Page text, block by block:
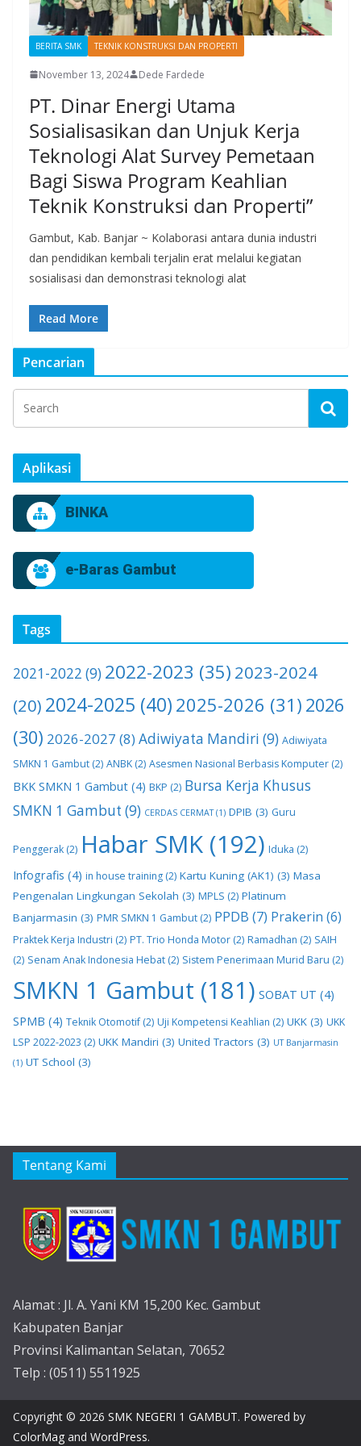
BERITA SMK TEKNIK KONSTRUKSI DAN PROPERTI
November 13, 2024 Dede Fardede
PT. Dinar Energi Utama
Sosialisasikan dan Unjuk Kerja
Teknologi Alat Survey Pemetaan
Bagi Siswa Program Keahlian
Teknik Konstruksi dan Properti”
Gambut, Kab. Banjar ~ Kolaborasi antara dunia industri
dan pendidikan kembali terjalin erat melalui kegiatan
sosialisasi dan demonstrasi teknologi alat
Read More
Pencarian
Aplikasi
BINKA
e-Baras Gambut
Tags
2021-2022 (9) 2022-2023 (35) 2023-2024
(20) 2024-2025 (40) 2025-2026 (31) 2026
(30) 2026-2027 (8) Adiwiyata Mandiri (9) Adiwiyata
SMKN 1 Gambut (2) ANBK (2) Asesmen Nasional Berbasis Komputer (2)
BKK SMKN 1 Gambut (4) BKP (2) Bursa Kerja Khusus
SMKN 1 Gambut (9) CERDAS CERMAT(1) DPIB (3) Guru
Penggerak (2) Habar SMK (192) Iduka (2)
Infografis (4) in house training (2) Kartu Kuning (AK1) (3) Masa
Pengenalan Lingkungan Sekolah (3) MPLS (2) Platinum
Banjarmasin (3) PMR SMKN 1 Gambut (2) PPDB (7) Prakerin (6)
Praktek Kerja Industri (2) PT. Trio Honda Motor (2) Ramadhan (2) SAIH
(2) Senam Anak Indonesia Hebat (2) Sistem Penerimaan Murid Baru (2)
SMKN 1 Gambut (181) SOBAT UT (4)
SPMB (4) Teknik Otomotif(2) Uji Kompetensi Keahlian (2) UKK (3) UKK
LSP 2022-2023 (2) UKK Mandiri (3) United Tractors (3) UT Banjarmasin
(1) UT School (3)
Tentang Kami
Alamat : Jl. A. Yani KM 15,200 Kec. Gambut
Kabupaten Banjar
Provinsi Kalimantan Selatan, 70652
Telp : (0511) 5511925
Copyright © 2026 SMK NEGERI 1 GAMBUT. Powered by
ColorMag and WordPress.